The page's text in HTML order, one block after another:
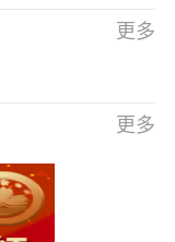
更多
更多